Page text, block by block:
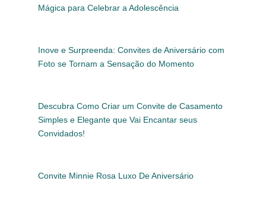
Mágica para Celebrar a Adolescência
Inove e Surpreenda: Convites de Aniversário com
Foto se Tornam a Sensação do Momento
Descubra Como Criar um Convite de Casamento
Simples e Elegante que Vai Encantar seus
Convidados!
Convite Minnie Rosa Luxo De Aniversário